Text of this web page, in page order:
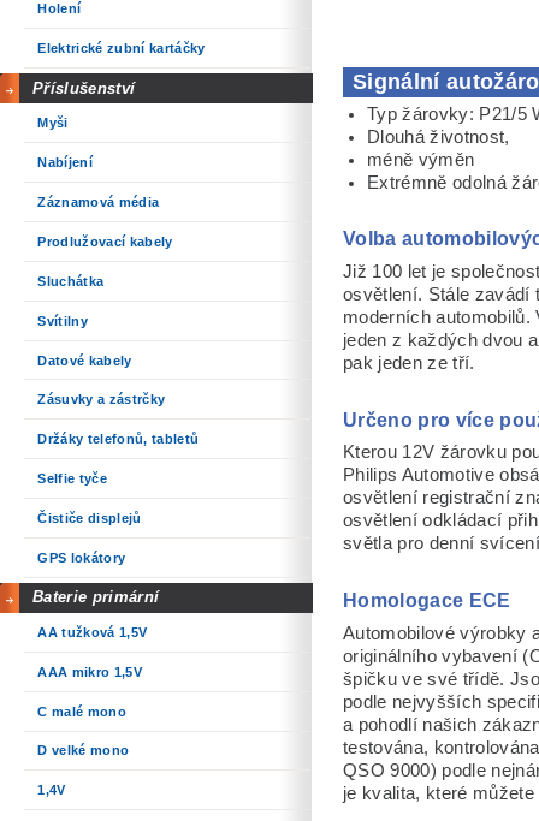
Holení
Elektrické zubní kartáčky
Příslušenství
Myši
Nabíjení
Záznamová média
Prodlužovací kabely
Sluchátka
Svítilny
Datové kabely
Zásuvky a zástrčky
Držáky telefonů, tabletů
Selfie tyče
Čističe displejů
GPS lokátory
Baterie primární
AA tužková 1,5V
AAA mikro 1,5V
C malé mono
D velké mono
1,4V
Signální
Typ žárovky: P21/5
Dlouhá životnost,
méně výměn
Extrémně odolná
Volba
Již 100 let je
osvětlení. Stále zavádí
moderních
jeden z každých dvou
pak jeden ze tří.
Určeno pro více
Kterou 12V žárovku
Philips Automotive
osvětlení registrační
osvětlení odkládací
světla pro denní
Homologace ECE
Automobilové výrobky
originálního vybavení
špičku ve své třídě.
podle nejvyšších
a pohodlí našich
testována,
QSO 9000) podle
je kvalita, které můžete